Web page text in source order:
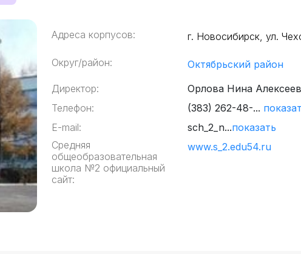
Адреса корпусов: г. Новосибирск, ул.
Округ/район:
Октябрьский район
Директор:
Орлова Нина
Телефон:
(383) 262-48-...
E-mail:
sch_2_n...показать
Средняя
общеобразовательная
школа №2 официальный
сайт:
www.s_2.edu54.ru